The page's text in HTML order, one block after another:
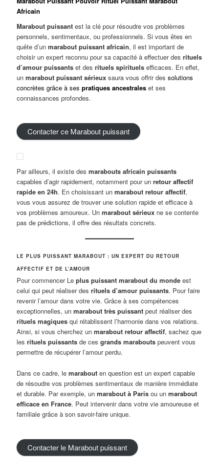
Africain
Marabout puissant est la clé pour résoudre vos problèmes
personnels, sentimentaux, ou professionnels. Si vous êtes en
quête d’unmarabout puissant africain, il est important de
choisir un expert reconnu pour sa capacité à effectuer desrituels
d’amour puissants et desrituels spirituels efficaces. En effet,
unmarabout puissant sérieux saura vous offrir dessolutions
concrètes grâce à sespratiques ancestrales et ses
connaissances profondes.
Contacter ce Marabout puissant
Par ailleurs, il existe desmaraboutsafricain puissants
capables d’agir rapidement, notamment pour unretour affectif
rapide en 24h. En choisissant unmarabout retour affectif,
vous vous assurez de trouver une solution rapide et efficace à
vos problèmes amoureux. Unmarabout sérieux ne se contente
pas de prédictions, il offre des résultats concrets.
LE PLUS PUISSANT MARABOUT : UN EXPERT DU RETOUR
AFFECTIF ET DE L’AMOUR
Pour commencer Leplus puissant marabout du monde est
celui qui peut réaliser desrituels d’amour puissants. Pour faire
revenir l’amour dans votre vie. Grâce à ses compétences
exceptionnelles, unmarabout très puissant peut réaliser des
rituels magiques qui rétablissent l’harmonie dans vos relations.
Ainsi, si vous cherchez unmarabout retour affectif, sachez que
lesrituels puissants de cesgrands marabouts peuvent vous
permettre de récupérer l’amour perdu.
Dans ce cadre, lemarabouten question est un expert capable
de résoudre vos problèmes sentimentaux de manière immédiate
et durable. Par exemple, unmarabout à Paris ou unmarabout
efficace en France. Peut intervenir dans votre vie amoureuse et
familiale grâce à son savoir-faire unique.
Contacter le Marabout puissant